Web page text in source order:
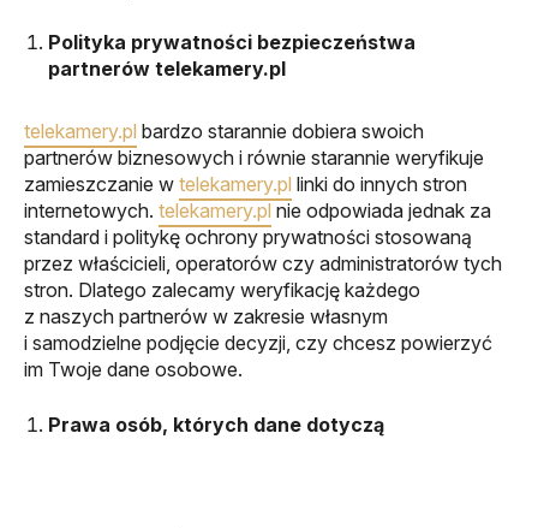
Polityka prywatności bezpieczeństwa
partnerów telekamery.pl
telekamery.pl bardzo starannie dobiera swoich
partnerów biznesowych i równie starannie weryfikuje
zamieszczanie w telekamery.pl linki do innych stron
internetowych. telekamery.pl nie odpowiada jednak za
standard i politykę ochrony prywatności stosowaną
przez właścicieli, operatorów czy administratorów tych
stron. Dlatego zalecamy weryfikację każdego
z naszych partnerów w zakresie własnym
i samodzielne podjęcie decyzji, czy chcesz powierzyć
im Twoje dane osobowe.
Prawa osób, których dane dotyczą